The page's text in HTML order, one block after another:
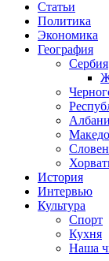
Статьи
Политика
Экономика
География
Сербия
История
Интервью
Культура
Спорт
Кухня
Наша